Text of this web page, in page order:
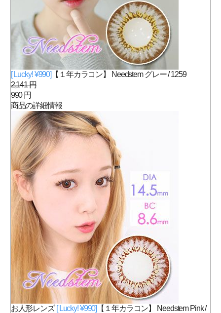
[ Lucky! ¥990] 【１年カラコン】 Needstem グレー / 1259
2,141 円
990 円
商品の詳細情報
お人形レンズ [ Lucky! ¥990] 【１年カラコン】 Needstem Pink /